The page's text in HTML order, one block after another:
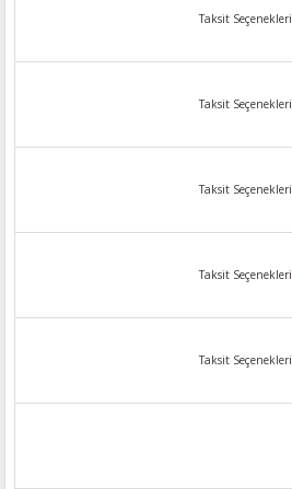
Taksit Seçenekleri
Taksit Seçenekleri
Taksit Seçenekleri
Taksit Seçenekleri
Taksit Seçenekleri